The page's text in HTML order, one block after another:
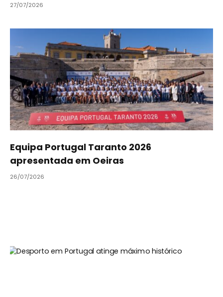
27/07/2026
Equipa Portugal Taranto 2026
apresentada em Oeiras
26/07/2026